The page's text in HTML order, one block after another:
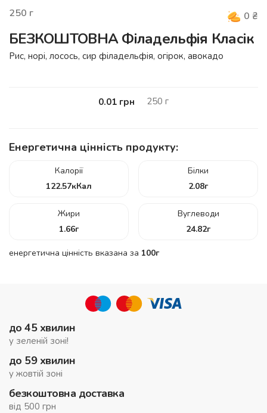
250 г 0 ₴
БЕЗКОШТОВНА Філадельфія Класік
Рис, норі, лосось, сир філадельфія, огірок, авокадо
0.01 грн 250 г
Енергетична цінність продукту:
Калорії
122.57кКал
Білки
2.08г
Жири
1.66г
Вуглеводи
24.82г
енергетична цінність вказана за 100г
до 45 хвилин
у зеленій зоні!
до 59 хвилин
у жовтій зоні
безкоштовна доставка
від 500 грн